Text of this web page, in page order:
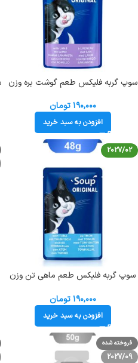
سوپ گربه فلیکس طعم گوشت بره وزن
۱۹۰,۰۰۰ تومان
افزودن به سبد خرید
2027/02
سوپ گربه فلیکس طعم ماهی تن وزن
۱۹۰,۰۰۰ تومان
افزودن به سبد خرید
فروخته شده
2027/09